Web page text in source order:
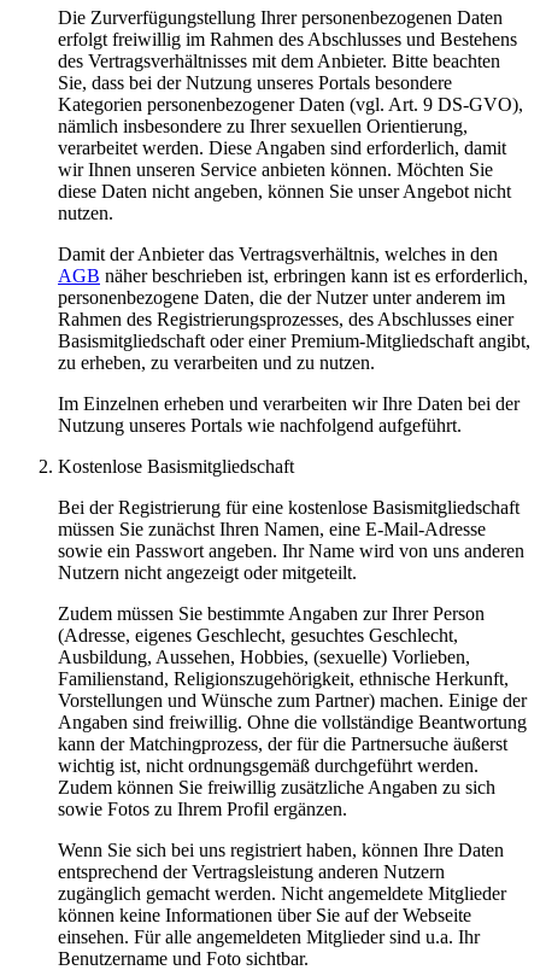
Die Zurverfügungstellung Ihrer personenbezogenen Daten
erfolgt freiwillig im Rahmen des Abschlusses und Bestehens
des Vertragsverhältnisses mit dem Anbieter. Bitte beachten
Sie, dass bei der Nutzung unseres Portals besondere
Kategorien personenbezogener Daten (vgl. Art. 9 DS-GVO),
nämlich insbesondere zu Ihrer sexuellen Orientierung,
verarbeitet werden. Diese Angaben sind erforderlich, damit
wir Ihnen unseren Service anbieten können. Möchten Sie
diese Daten nicht angeben, können Sie unser Angebot nicht
nutzen.
Damit der Anbieter das Vertragsverhältnis, welches in den
AGB näher beschrieben ist, erbringen kann ist es erforderlich,
personenbezogene Daten, die der Nutzer unter anderem im
Rahmen des Registrierungsprozesses, des Abschlusses einer
Basismitgliedschaft oder einer Premium-Mitgliedschaft angibt,
zu erheben, zu verarbeiten und zu nutzen.
Im Einzelnen erheben und verarbeiten wir Ihre Daten bei der
Nutzung unseres Portals wie nachfolgend aufgeführt.
Kostenlose Basismitgliedschaft
Bei der Registrierung für eine kostenlose Basismitgliedschaft
müssen Sie zunächst Ihren Namen, eine E-Mail-Adresse
sowie ein Passwort angeben. Ihr Name wird von uns anderen
Nutzern nicht angezeigt oder mitgeteilt.
Zudem müssen Sie bestimmte Angaben zur Ihrer Person
(Adresse, eigenes Geschlecht, gesuchtes Geschlecht,
Ausbildung, Aussehen, Hobbies, (sexuelle) Vorlieben,
Familienstand, Religionszugehörigkeit, ethnische Herkunft,
Vorstellungen und Wünsche zum Partner) machen. Einige der
Angaben sind freiwillig. Ohne die vollständige Beantwortung
kann der Matchingprozess, der für die Partnersuche äußerst
wichtig ist, nicht ordnungsgemäß durchgeführt werden.
Zudem können Sie freiwillig zusätzliche Angaben zu sich
sowie Fotos zu Ihrem Profil ergänzen.
Wenn Sie sich bei uns registriert haben, können Ihre Daten
entsprechend der Vertragsleistung anderen Nutzern
zugänglich gemacht werden. Nicht angemeldete Mitglieder
können keine Informationen über Sie auf der Webseite
einsehen. Für alle angemeldeten Mitglieder sind u.a. Ihr
Benutzername und Foto sichtbar.